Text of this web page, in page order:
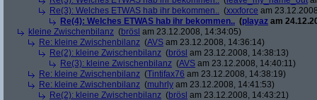
Re(3): Welches ETWAS hab ihr bekommen.. (xxxforce am
Re(4): Welches ETWAS hab ihr bekommen.. (playaz am
kleine Zwischenbilanz (brösl am 23.12.2008, 14:34:05)
Re: kleine Zwischenbilanz (AVS am 23.12.2008, 14:36:14)
Re(2): kleine Zwischenbilanz (brösl am 23.12.2008, 14:38:13)
Re(3): kleine Zwischenbilanz (AVS am 23.12.2008, 14:40:11)
Re: kleine Zwischenbilanz (Tintifax76 am 23.12.2008, 14:38:19)
Re: kleine Zwischenbilanz (muhrly am 23.12.2008, 14:41:53)
Re(2): kleine Zwischenbilanz (brösl am 23.12.2008, 14:43:21)